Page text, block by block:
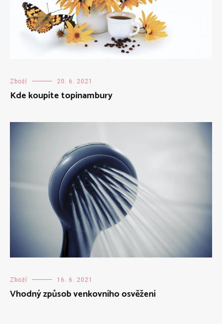
Zboží 20. 6. 2021
Kde koupíte topinambury
Zboží 16. 6. 2021
Vhodný způsob venkovního osvěžení